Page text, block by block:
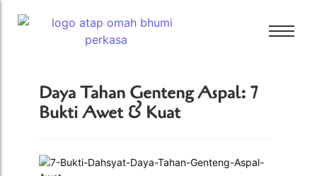
Bali Bitumen
Bali BitumenDaya Tahan Genteng Aspal: 7
Bukti Awet & Kuat